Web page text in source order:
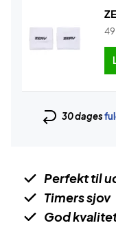
30 dages
Perfekt til
Timers sjov
God